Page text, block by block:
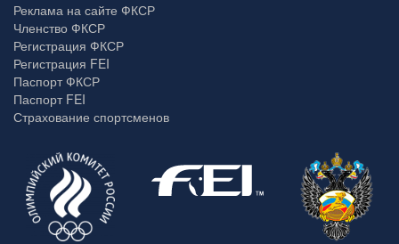
Реклама на сайте ФКСР
Членство ФКСР
Регистрация ФКСР
Регистрация FEI
Паспорт ФКСР
Паспорт FEI
Страхование спортсменов